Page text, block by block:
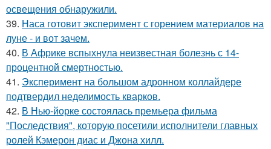
освещения обнаружили.
39. Наса готовит эксперимент с горением материалов на
луне - и вот зачем.
40. В Африке вспыхнула неизвестная болезнь с 14-
процентной смертностью.
41. Эксперимент на большом адронном коллайдере
подтвердил неделимость кварков.
42. В Нью-йорке состоялась премьера фильма
"Последствия", которую посетили исполнители главных
ролей Кэмерон диас и Джона хилл.